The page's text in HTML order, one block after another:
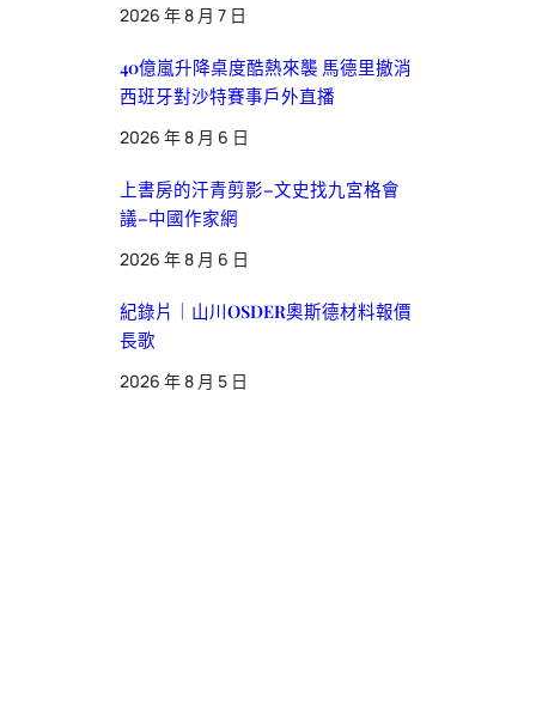
2026 年 8 月 7 日
40億嵐升降桌度酷熱來襲 馬德里撤消
西班牙對沙特賽事戶外直播
2026 年 8 月 6 日
上書房的汗青剪影–文史找九宮格會
議–中國作家網
2026 年 8 月 6 日
紀錄片｜山川OSDER奧斯德材料報價
長歌
2026 年 8 月 5 日